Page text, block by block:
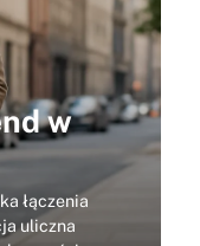
w
łączenia
uliczna